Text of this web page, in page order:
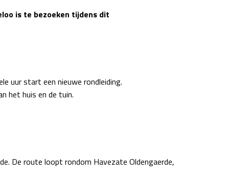
is te bezoeken tijdens dit
uur start een nieuwe rondleiding.
het huis en de tuin.
De route loopt rondom Havezate Oldengaerde,